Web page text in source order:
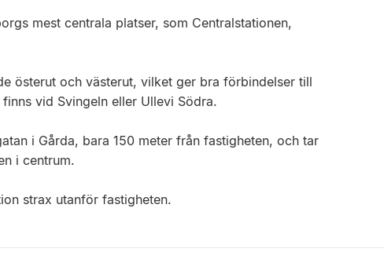
mest centrala platser, som Centralstationen,
österut och västerut, vilket ger bra förbindelser till
vid Svingeln eller Ullevi Södra.
i Gårda, bara 150 meter från fastigheten, och tar
i centrum.
strax utanför fastigheten.